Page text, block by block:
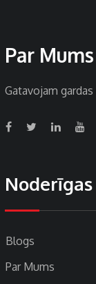
Par Mums
Gatavojam
Blogs
Par Mums